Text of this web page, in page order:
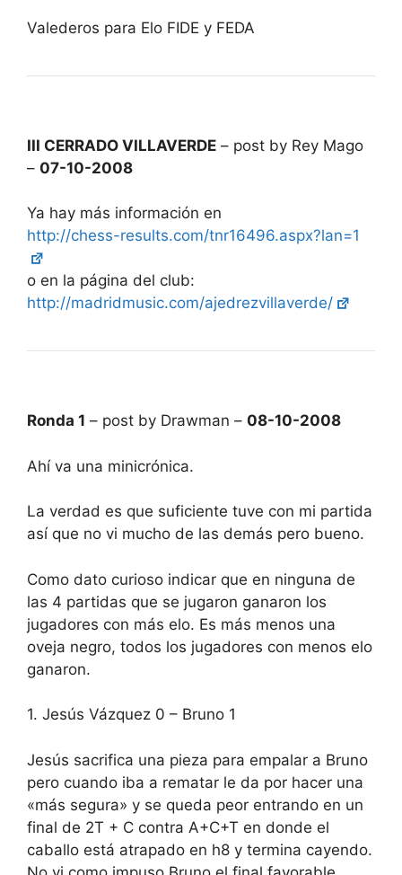
Valederos para Elo FIDE y FEDA
III CERRADO VILLAVERDE – post by Rey Mago
– 07-10-2008
Ya hay más información en
http://chess-results.com/tnr16496.aspx?lan=1
o en la página del club:
http://madridmusic.com/ajedrezvillaverde/
Ronda 1 – post by Drawman – 08-10-2008
Ahí va una minicrónica.
La verdad es que suficiente tuve con mi partida
así que no vi mucho de las demás pero bueno.
Como dato curioso indicar que en ninguna de
las 4 partidas que se jugaron ganaron los
jugadores con más elo. Es más menos una
oveja negro, todos los jugadores con menos elo
ganaron.
1. Jesús Vázquez 0 – Bruno 1
Jesús sacrifica una pieza para empalar a Bruno
pero cuando iba a rematar le da por hacer una
«más segura» y se queda peor entrando en un
final de 2T + C contra A+C+T en donde el
caballo está atrapado en h8 y termina cayendo.